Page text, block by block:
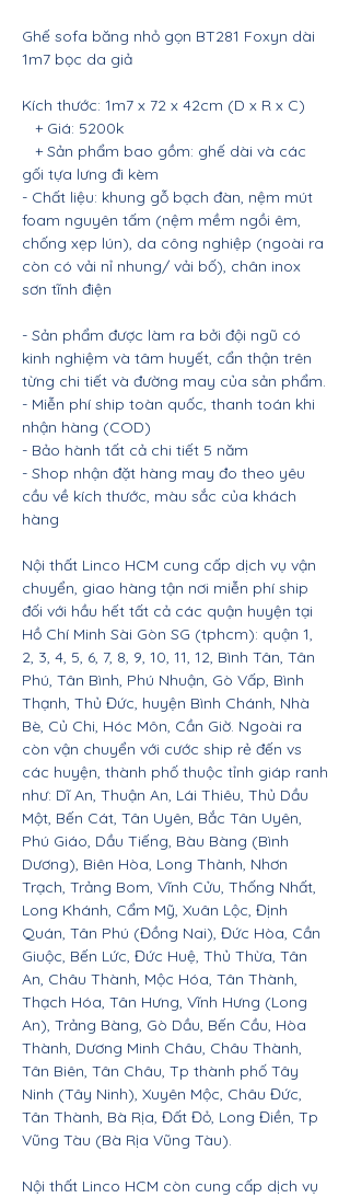
Ghế sofa băng nhỏ gọn BT281 Foxyn dài
1m7 bọc da giả
Kích thước: 1m7 x 72 x 42cm (D x R x C)
+ Giá: 5200k
+ Sản phẩm bao gồm: ghế dài và các
gối tựa lưng đi kèm
- Chất liệu: khung gỗ bạch đàn, nệm mút
foam nguyên tấm (nệm mềm ngồi êm,
chống xẹp lún), da công nghiệp (ngoài ra
còn có vải nỉ nhung/ vải bố), chân inox
sơn tĩnh điện
- Sản phẩm được làm ra bởi đội ngũ có
kinh nghiệm và tâm huyết, cẩn thận trên
từng chi tiết và đường may của sản phẩm.
- Miễn phí ship toàn quốc, thanh toán khi
nhận hàng (COD)
- Bảo hành tất cả chi tiết 5 năm
- Shop nhận đặt hàng may đo theo yêu
cầu về kích thước, màu sắc của khách
hàng
Nội thất Linco HCM cung cấp dịch vụ vận
chuyển, giao hàng tận nơi miễn phí ship
đối với hầu hết tất cả các quận huyện tại
Hồ Chí Minh Sài Gòn SG (tphcm): quận 1,
2, 3, 4, 5, 6, 7, 8, 9, 10, 11, 12, Bình Tân, Tân
Phú, Tân Bình, Phú Nhuận, Gò Vấp, Bình
Thạnh, Thủ Đức, huyện Bình Chánh, Nhà
Bè, Củ Chi, Hóc Môn, Cần Giờ. Ngoài ra
còn vận chuyển với cước ship rẻ đến vs
các huyện, thành phố thuộc tỉnh giáp ranh
như: Dĩ An, Thuận An, Lái Thiêu, Thủ Dầu
Một, Bến Cát, Tân Uyên, Bắc Tân Uyên,
Phú Giáo, Dầu Tiếng, Bàu Bàng (Bình
Dương), Biên Hòa, Long Thành, Nhơn
Trạch, Trảng Bom, Vĩnh Cửu, Thống Nhất,
Long Khánh, Cẩm Mỹ, Xuân Lộc, Định
Quán, Tân Phú (Đồng Nai), Đức Hòa, Cần
Giuộc, Bến Lức, Đức Huệ, Thủ Thừa, Tân
An, Châu Thành, Mộc Hóa, Tân Thành,
Thạch Hóa, Tân Hưng, Vĩnh Hưng (Long
An), Trảng Bàng, Gò Dầu, Bến Cầu, Hòa
Thành, Dương Minh Châu, Châu Thành,
Tân Biên, Tân Châu, Tp thành phố Tây
Ninh (Tây Ninh), Xuyên Mộc, Châu Đức,
Tân Thành, Bà Rịa, Đất Đỏ, Long Điền, Tp
Vũng Tàu (Bà Rịa Vũng Tàu).
Nội thất Linco HCM còn cung cấp dịch vụ